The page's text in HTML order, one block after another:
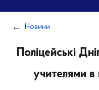
Новини
Поліцейські
учителями в